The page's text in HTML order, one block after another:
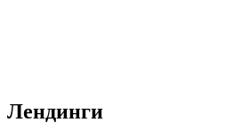
Лендинги